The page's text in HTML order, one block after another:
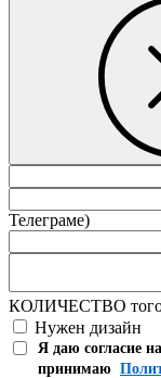
Телеграме)
КОЛИЧЕСТВО того,
Нужен дизайн
Я даю согласие
принимаю